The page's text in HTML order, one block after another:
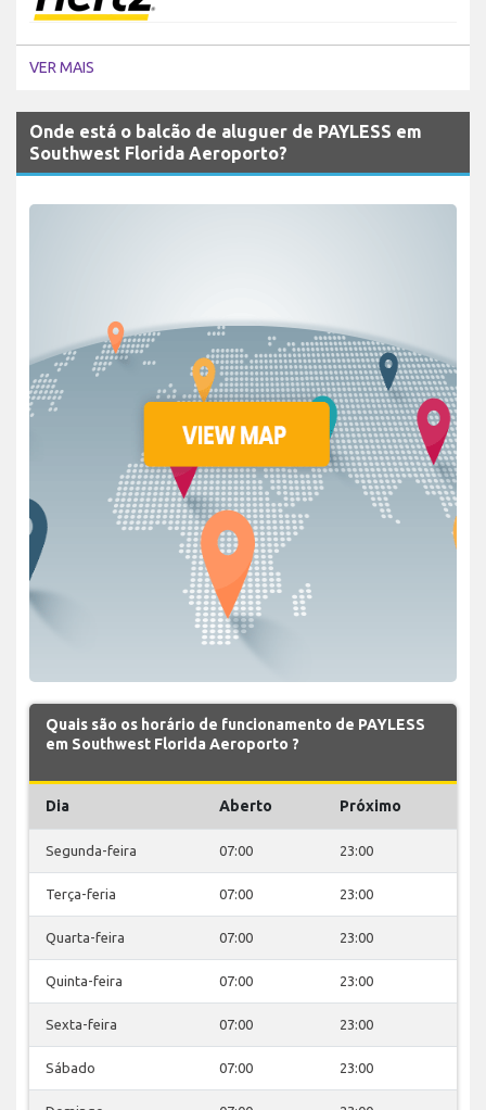
VER MAIS
Onde está o balcão de aluguer de PAYLESS em
Southwest Florida Aeroporto?
Quais são os horário de funcionamento de PAYLESS
em Southwest Florida Aeroporto ?
Dia Aberto Próximo
Segunda-feira 07:00 23:00
Terça-feria 07:00 23:00
Quarta-feira 07:00 23:00
Quinta-feira 07:00 23:00
Sexta-feira 07:00 23:00
Sábado 07:00 23:00